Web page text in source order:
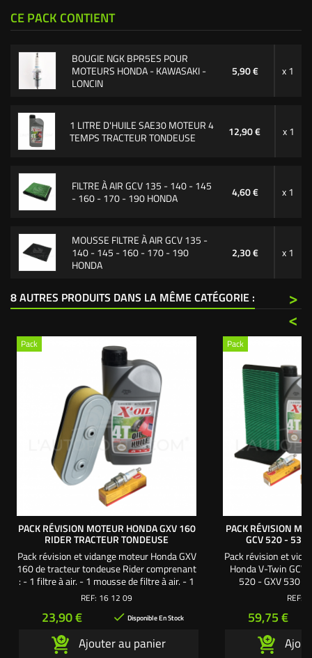
CE PACK CONTIENT
BOUGIE NGK BPR5ES POUR
MOTEURS HONDA - KAWASAKI -
LONCIN
5,90 € x 1
1 LITRE D'HUILE SAE30 MOTEUR 4
TEMPS TRACTEUR TONDEUSE
12,90 € x 1
FILTRE À AIR GCV 135 - 140 - 145
- 160 - 170 - 190 HONDA
4,60 € x 1
MOUSSE FILTRE À AIR GCV 135 -
140 - 145 - 160 - 170 - 190
HONDA
2,30 € x 1
8 AUTRES PRODUITS DANS LA MÊME CATÉGORIE :
>
<
Pack
PACK RÉVISION MOTEUR HONDA GXV 160
RIDER TRACTEUR TONDEUSE
Pack révision et vidange moteur Honda GXV
160 de tracteur tondeuse Rider comprenant
: - 1 filtre à air. - 1 mousse de filtre à air. - 1
bougie culot long. - 1 litre d'huile
L'autoporté.com ®
REF: 16 12 09
Prix
23,90 €  Disponible En Stock
Ajouter au panier
Pack
PACK RÉVISION
GCV 520 - 530
Pack révision et
Honda V-Twin
520 - GXV 530
autoportée
filtre à essence. -
création
REF:
Prix
59,75 €